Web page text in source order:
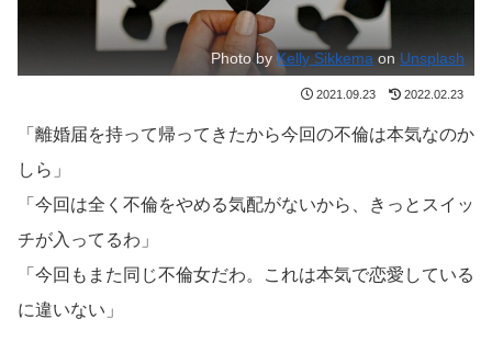
Photo by Kelly Sikkema on Unsplash
2021.09.23 2022.02.23
「離婚届を持って帰ってきたから今回の不倫は本気なのか
しら」
「今回は全く不倫をやめる気配がないから、きっとスイッ
チが入ってるわ」
「今回もまた同じ不倫女だわ。これは本気で恋愛している
に違いない」